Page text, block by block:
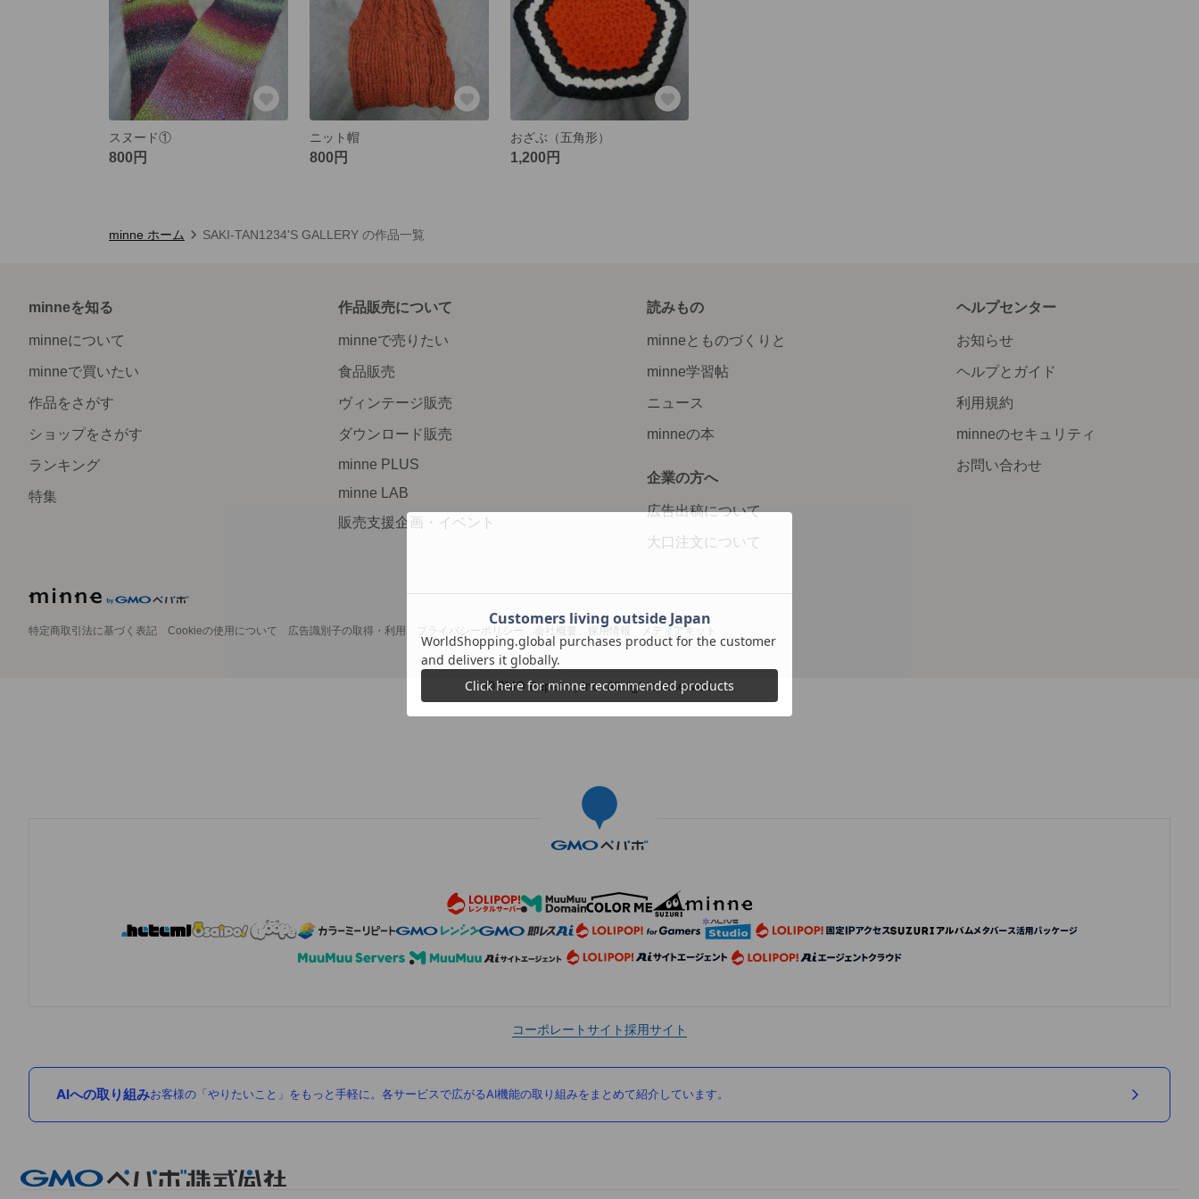
スヌード①
800円
ニット帽
800円
おざぶ（五角形）
1,200円
minne ホーム SAKI-TAN1234'S GALLERY の作品一覧
minneを知る
minneについて
minneで買いたい
作品をさがす
ショップをさがす
ランキング
特集
作品販売について
minneで売りたい
食品販売
ヴィンテージ販売
ダウンロード販売
minne PLUS
minne LAB
販売支援企画・イベント
読みもの
minneとものづくりと
minne学習帖
ニュース
minneの本
企業の方へ
広告出稿について
大口注文について
ヘルプセンター
お知らせ
ヘルプとガイド
利用規約
minneのセキュリティ
お問い合わせ
特定商取引法に基づく表記 Cookieの使用について 広告識別子の取得・利用 プライバシーポリシー 会社概要 採用情報 メディアキット
©GMO Pepabo, Inc. All rights reserved.
コーポレートサイト採用サイト
AIへの取り組みお客様の「やりたいこと」をもっと手軽に。各サービスで広がるAI機能の取り組みをまとめて紹介しています。